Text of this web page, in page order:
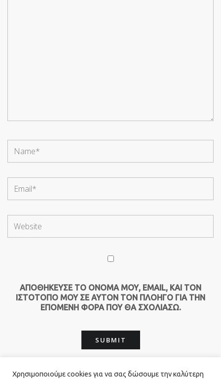
ΑΠΟΘΉΚΕΥΣΕ ΤΟ ΌΝΟΜΆ ΜΟΥ, EMAIL, ΚΑΙ ΤΟΝ
ΙΣΤΌΤΟΠΟ ΜΟΥ ΣΕ ΑΥΤΌΝ ΤΟΝ ΠΛΟΗΓΌ ΓΙΑ ΤΗΝ
ΕΠΌΜΕΝΗ ΦΟΡΆ ΠΟΥ ΘΑ ΣΧΟΛΙΆΣΩ.
Χρησιμοποιούμε cookies για να σας δώσουμε την καλύτερη